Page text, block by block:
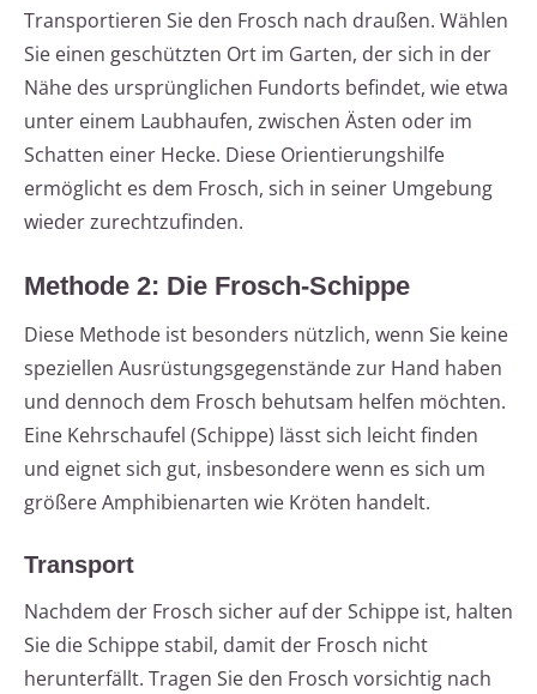
Transportieren Sie den Frosch nach draußen. Wählen
Sie einen geschützten Ort im Garten, der sich in der
Nähe des ursprünglichen Fundorts befindet, wie etwa
unter einem Laubhaufen, zwischen Ästen oder im
Schatten einer Hecke. Diese Orientierungshilfe
ermöglicht es dem Frosch, sich in seiner Umgebung
wieder zurechtzufinden.
Methode 2: Die Frosch-Schippe
Diese Methode ist besonders nützlich, wenn Sie keine
speziellen Ausrüstungsgegenstände zur Hand haben
und dennoch dem Frosch behutsam helfen möchten.
Eine Kehrschaufel (Schippe) lässt sich leicht finden
und eignet sich gut, insbesondere wenn es sich um
größere Amphibienarten wie Kröten handelt.
Transport
Nachdem der Frosch sicher auf der Schippe ist, halten
Sie die Schippe stabil, damit der Frosch nicht
herunterfällt. Tragen Sie den Frosch vorsichtig nach